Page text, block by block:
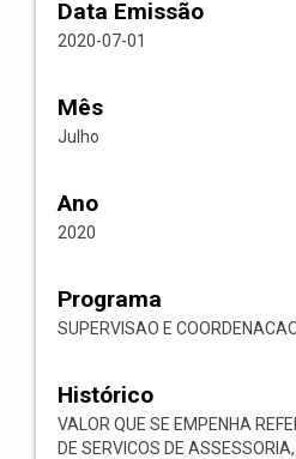
Data Emissão
2020-07-01
Mês
Julho
Ano
2020
Programa
SUPERVISAO E
Histórico
VALOR QUE SE EMPENHA
DE SERVICOS DE